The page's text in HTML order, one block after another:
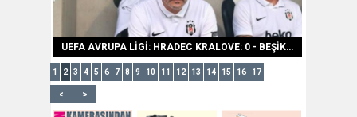
UEFA AVRUPA LİGİ: HRADEC KRALOVE: 0 - BEŞİKTAŞ: 1 (MAÇ SONUCU)
1 2 3 4 5 6 7 8 9 10 11 12 13 14 15 16 17
< >